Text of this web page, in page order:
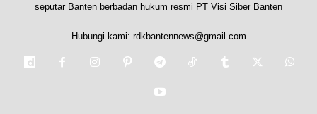
seputar Banten berbadan hukum resmi PT Visi Siber Banten
Hubungi kami: rdkbantennews@gmail.com